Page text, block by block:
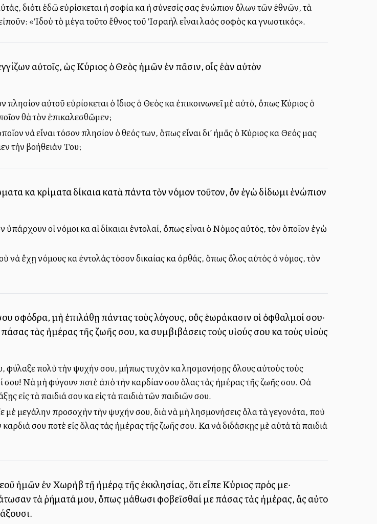
διότι ἐδῶ εὑρίσκεται ἡ σοφία καὶ ἡ σύνεσίς σας ἐνώπιον ὅλων τῶν ἐθνῶν, τὰ
«Ἰδοὺ τὸ μέγα τοῦτο ἔθνος τοῦ Ἰσραὴλ εἶναι λαὸς σοφὸς καὶ γνωστικός».
αὐτοῖς, ὡς Κύριος ὁ Θεὸς ἡμῶν ἐν πᾶσιν, οἷς ἐὰν αὐτὸν
πλησίον αὐτοῦ εὑρίσκεται ὁ ἴδιος ὁ Θεὸς καὶ ἐπικοινωνεῖ μὲ αὐτό, ὅπως Κύριος ὁ
θὰ τὸν ἐπικαλεσθῶμεν;
νὰ εἶναι τόσον πλησίον ὁ θεός των, ὅπως εἶναι δι’ ἠμᾶς ὁ Κύριος καὶ Θεός μας
τὴν βοήθειάν Του;
καὶ κρίματα δίκαια κατὰ πάντα τὸν νόμον τοῦτον, ὃν ἐγὼ δίδωμι ἐνώπιον
ὑπάρχουν οἱ νόμοι καὶ αἱ δίκαιαι ἐντολαί, ὅπως εἶναι ὁ Νόμος αὐτός, τὸν ὁποῖον ἐγὼ
νὰ ἔχῃ νόμους καὶ ἐντολὰς τόσον δικαίας καὶ ὀρθάς, ὅπως ὅλος αὐτὸς ὁ νόμος, τὸν
σφόδρα, μὴ ἐπιλάθῃ πάντας τοὺς λόγους, οὓς ἑωράκασιν οἱ ὀφθαλμοί σου·
τὰς ἡμέρας τῆς ζωῆς σου, καὶ συμβιβάσεις τοὺς υἱούς σου καὶ τοὺς υἱοὺς
φύλαξε πολὺ τὴν ψυχήν σου, μήπως τυχὸν καὶ λησμονήσῃς ὅλους αὐτοὺς τοὺς
σου! Νὰ μὴ φύγουν ποτὲ ἀπὸ τὴν καρδίαν σου ὅλας τὰς ἡμέρας τῆς ζωῆς σου. Θὰ
εἰς τὰ παιδιά σου καὶ εἰς τὰ παιδιὰ τῶν παιδιῶν σου.
μὲ μεγάλην προσοχὴν τὴν ψυχήν σου, διὰ νὰ μὴ λησμονήσεις ὅλα τὰ γεγονότα, ποὺ
σου ποτὲ εἰς ὅλας τὰς ἡμέρας τῆς ζωῆς σου. Καὶ νὰ διδάσκῃς μὲ αὐτὰ τὰ παιδιά
ἡμῶν ἐν Χωρὴβ τῇ ἡμέρᾳ τῆς ἐκκλησίας, ὅτι εἶπε Κύριος πρός με·
τὰ ῥήματά μου, ὅπως μάθωσι φοβεῖσθαί με πάσας τὰς ἡμέρας, ἃς αὐτοὶ